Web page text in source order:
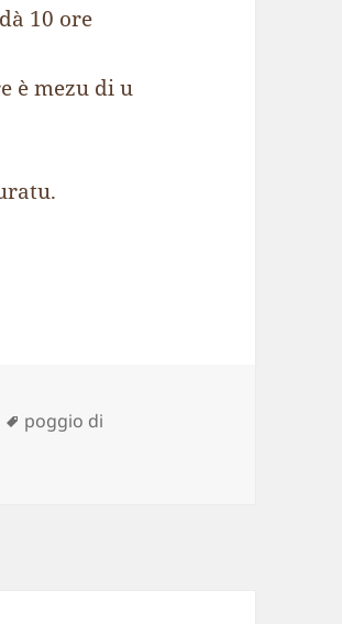
10 ore
è mezu di u
Mots-
poggio di